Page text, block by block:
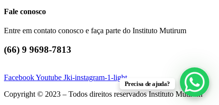
Fale conosco
Entre em contato conosco e faça parte do Instituto Mutirum
(66) 9 9698-7813
FacebookYoutube Jki-instagram-1-light
Copyright © 2023 – Todos direitos reservados Instituto Mutirum
Precisa de ajuda?